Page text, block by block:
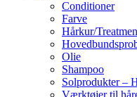
Conditioner
Farve
Hårkur/
Olie
Shampoo
Solprodukter –
Værktøjer til